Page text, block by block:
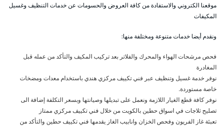
موقعنا الكتروني والاستفادة من كافة العروض والحسومات عن خدمات التنظيف وغسيل
المكيفات
ونقدم أيضا خدمات متنوعة ومختلفة منها:
فحص مرشحات الهواء والمحرك والفلاتر بعد تركيب المكيف والتأكد من عمله قبل
المغادرة
نوفر خدمة غسيل وتنظيف عبر فني تكييف مركزي هندي باستخدام معدات ومضخات
خاصة مستوردة.
نوفر كافة قطع الغيار اللازمة ونعمل على تبديلها وصيانتها وبسعر التكلفة إضافة الى
تصليح ثلاجات في اسواق حطين بالكويت من خلال فني تكييف مركزي ممتاز
تعبئة غاز الفريون وفحص الخزان وانابيب الغاز يقدمها فني تكييف حطين والتأكد من